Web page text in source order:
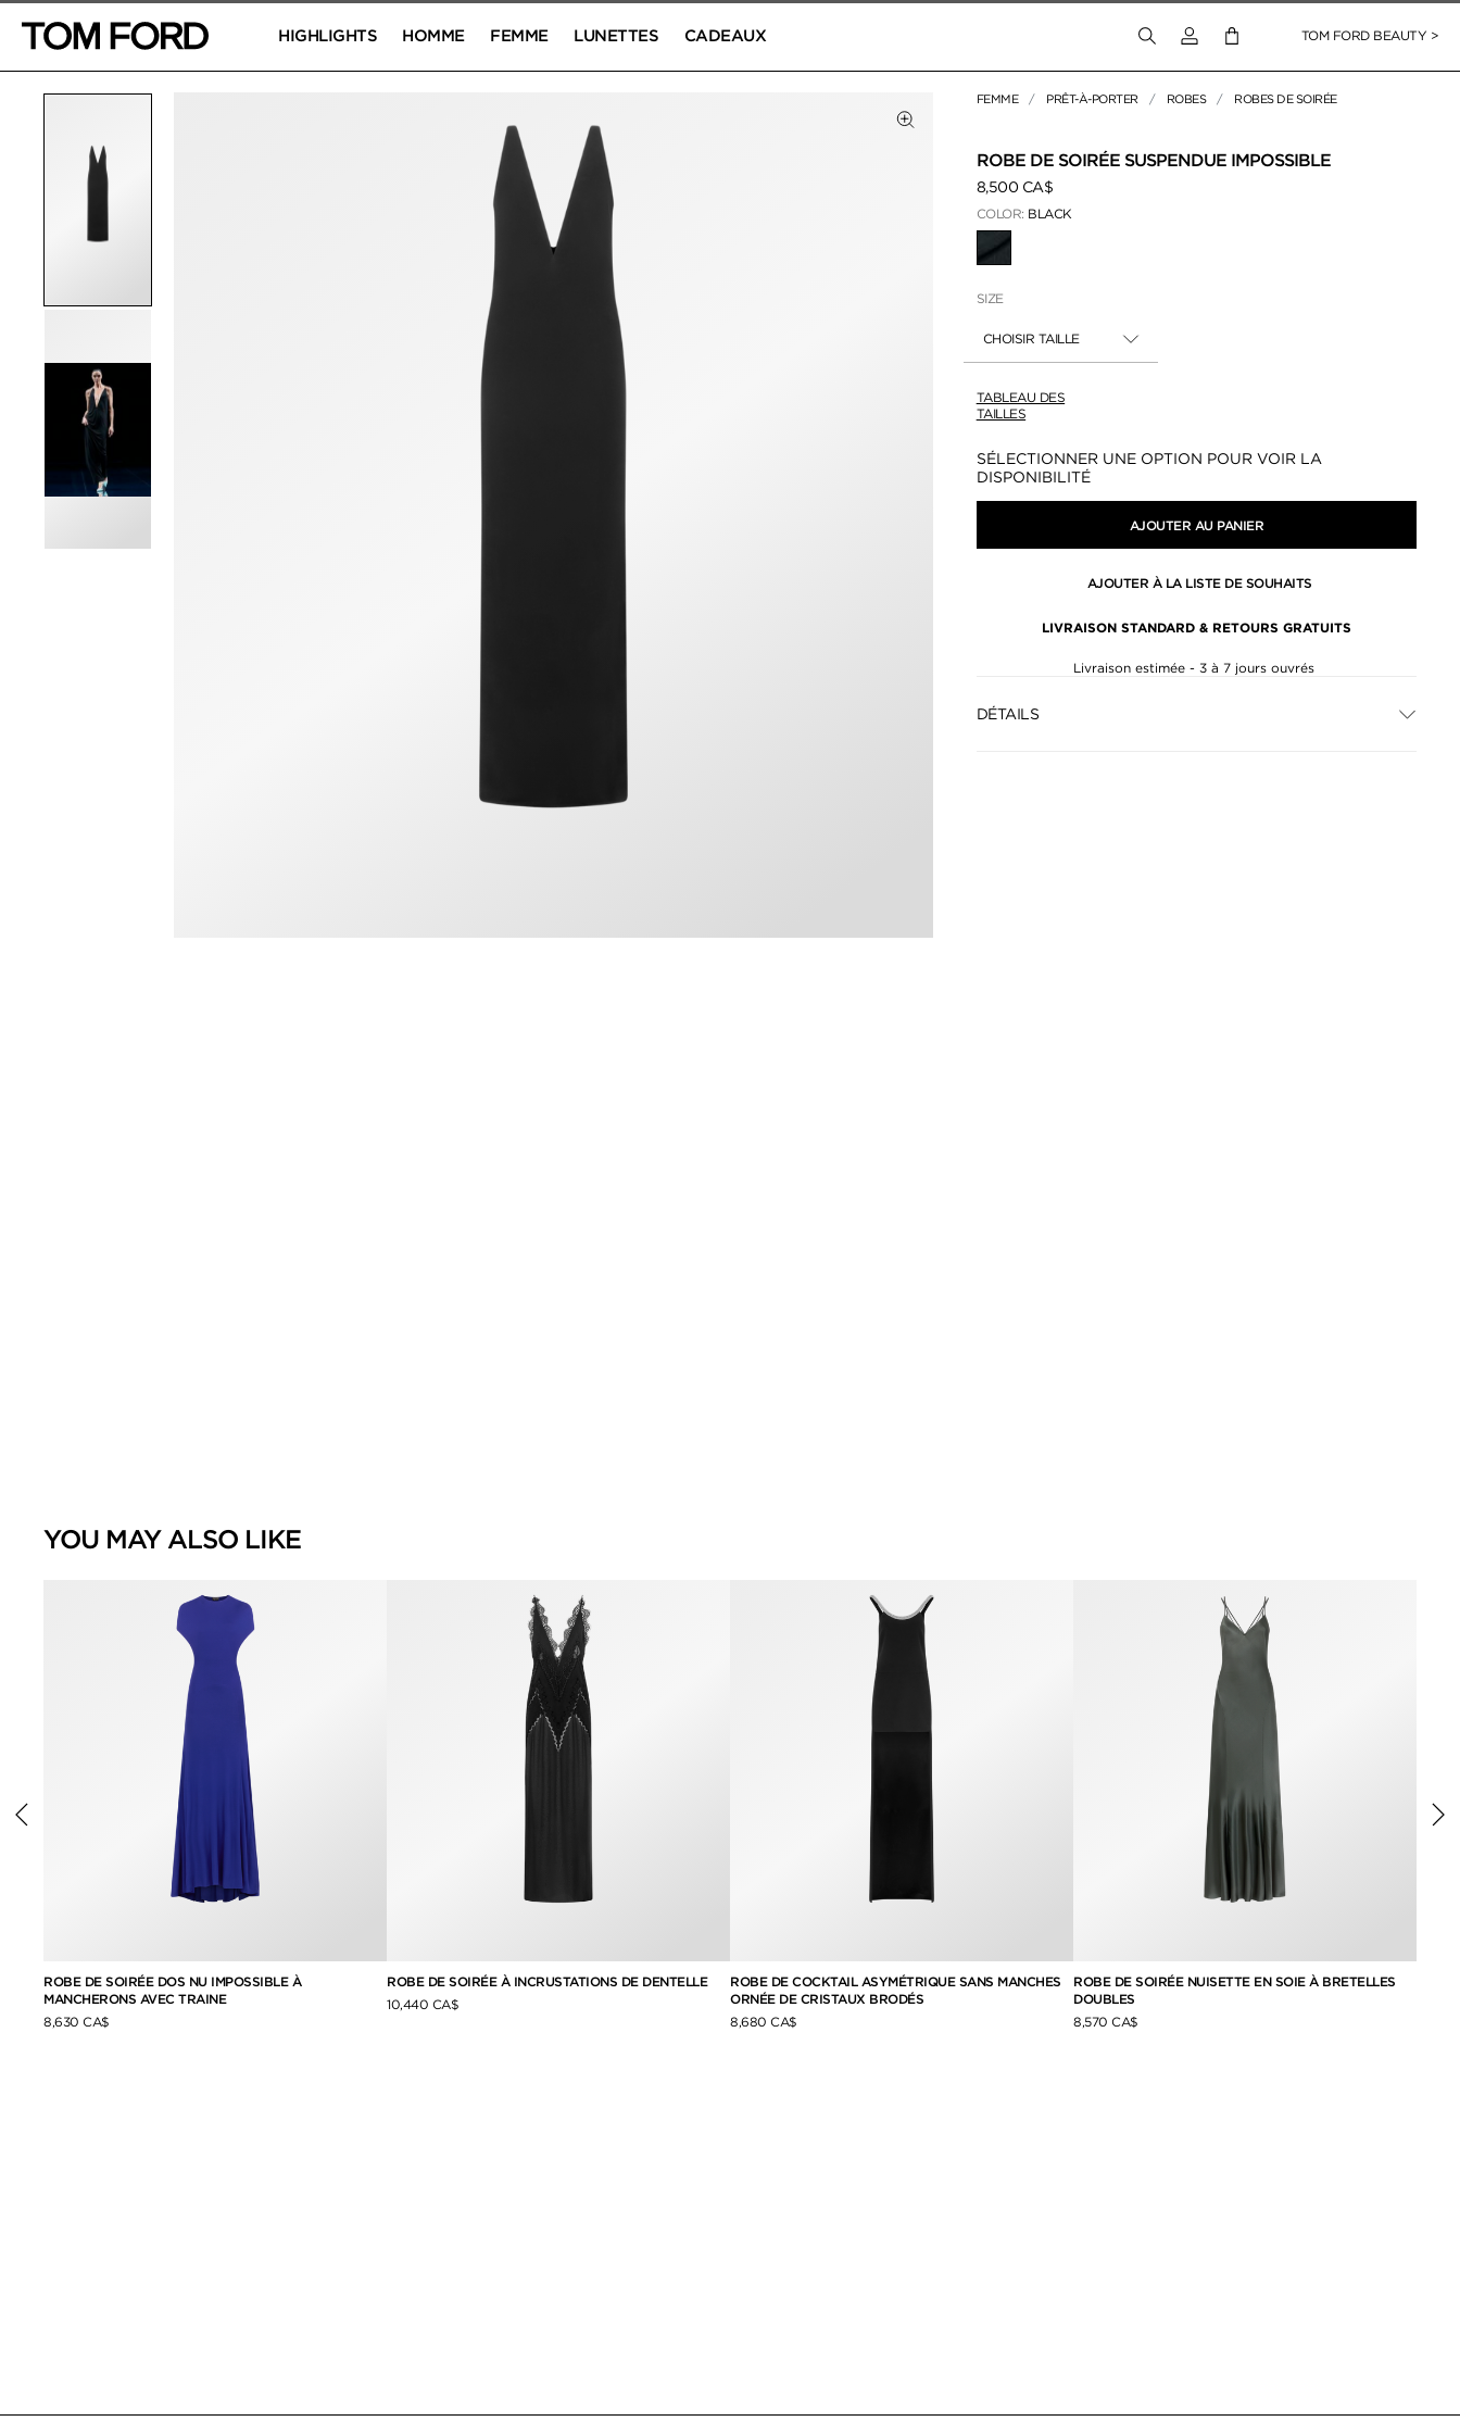
HIGHLIGHTS HOMME FEMME LUNETTES CADEAUX Connectez-vous à votre compte
TOM FORD BEAUTY >
FEMME PRÊT-À-PORTER ROBES ROBES DE SOIRÉE
ROBE DE SOIRÉE SUSPENDUE IMPOSSIBLE
8,500 CA$
COLOR: BLACK
SÉLECTIONNÉ
SIZE
CHOISIR TAILLE
TABLEAU DES
TAILLES
Disponibilité:
SÉLECTIONNER UNE OPTION POUR VOIR LA
DISPONIBILITÉ
AJOUTER AU PANIER
AJOUTER À LA LISTE DE SOUHAITS
LIVRAISON STANDARD & RETOURS GRATUITS
Livraison estimée - 3 à 7 jours ouvrés
DÉTAILS
YOU MAY ALSO LIKE
ROBE DE SOIRÉE DOS NU IMPOSSIBLE À
MANCHERONS AVEC TRAINE
8,630 CA$
ROBE DE SOIRÉE À INCRUSTATIONS DE DENTELLE
10,440 CA$
ROBE DE COCKTAIL ASYMÉTRIQUE SANS MANCHES
ORNÉE DE CRISTAUX BRODÉS
8,680 CA$
ROBE DE SOIRÉE NUISETTE EN SOIE À BRETELLES
DOUBLES
8,570 CA$